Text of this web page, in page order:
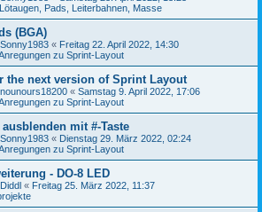
Pads, Leiterbahnen, Masse
(BGA)
Sonny1983 « Freitag 22. April 2022, 14:30
zu Sprint-Layout
the next version of Sprint Layout
nounours18200 « Samstag 9. April 2022, 17:06
zu Sprint-Layout
mit #-Taste
Sonny1983 « Dienstag 29. März 2022, 02:24
zu Sprint-Layout
- DO-8 LED
Diddl « Freitag 25. März 2022, 11:37